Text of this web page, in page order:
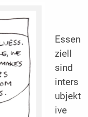
Essen
ziell
sind
inters
ubjekt
ive